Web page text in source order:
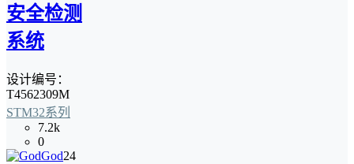
安全检测
系统
设计编号：
T4562309M
STM32系列
7.2k
0
God24